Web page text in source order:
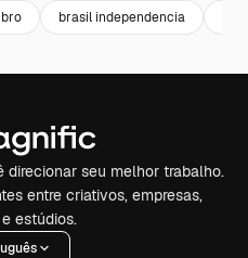
brasil independencia
seu melhor trabalho.
entre criativos, empresas,
estúdios.